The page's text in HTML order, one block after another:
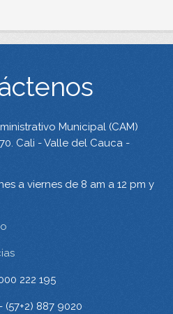
Municipal (CAM)
Cali - Valle del Cauca -
a viernes de 8 am a 12 pm y
222 195
(57+2) 887 9020